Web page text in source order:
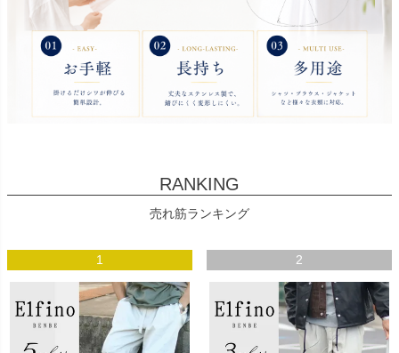
RANKING
売れ筋ランキング
1 2